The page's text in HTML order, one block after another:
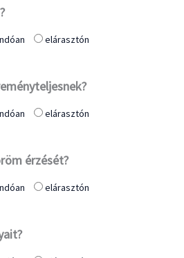
elárasztón
elárasztón
érzését?
elárasztón